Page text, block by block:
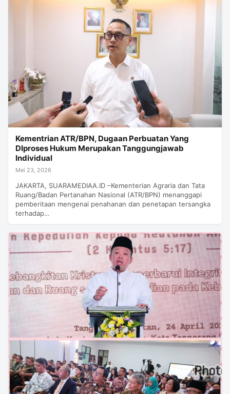
Kementrian ATR/BPN, Dugaan Perbuatan Yang
DIproses Hukum Merupakan Tanggungjawab
Individual
Mei 23, 2026
JAKARTA, SUARAMEDIAA.ID –Kementerian Agraria dan Tata
Ruang/Badan Pertanahan Nasional (ATR/BPN) menanggapi
pemberitaan mengenai penahanan dan penetapan tersangka
terhadap…